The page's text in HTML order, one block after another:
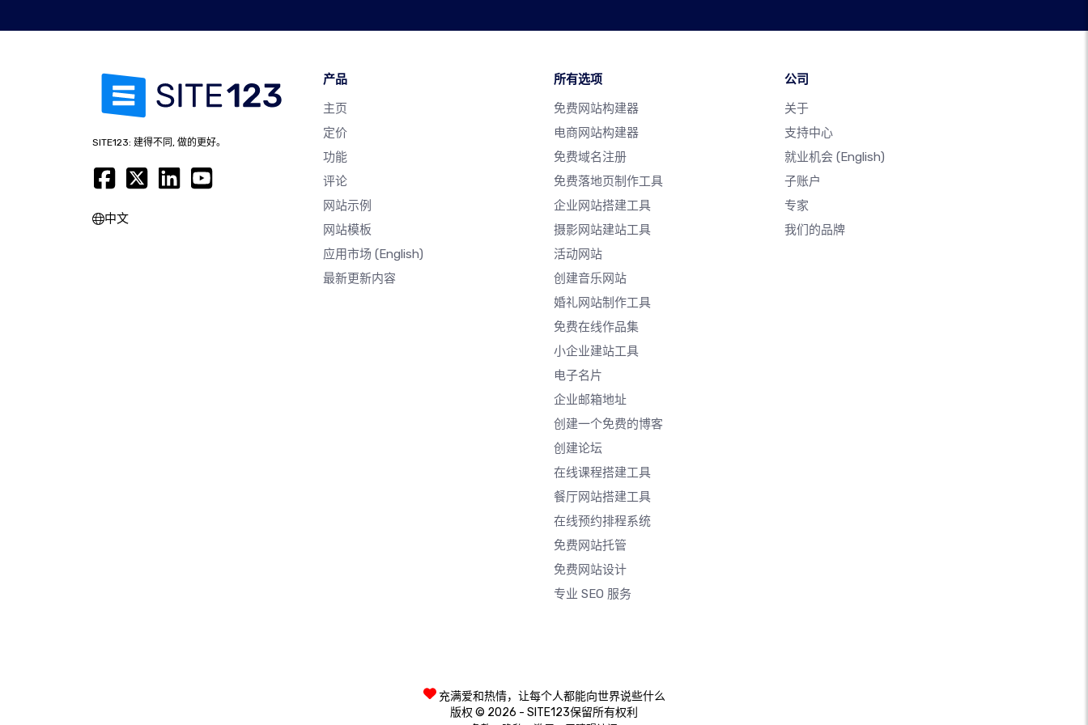
SITE123: 建得不同, 做的更好。
中文
产品
主页
定价
功能
评论
网站示例
网站模板
应用市场 (English)
最新更新内容
所有选项
免费网站构建器
电商网站构建器
免费域名注册
免费落地页制作工具
企业网站搭建工具
摄影网站建站工具
活动网站
创建音乐网站
婚礼网站制作工具
免费在线作品集
小企业建站工具
电子名片
企业邮箱地址
创建一个免费的博客
创建论坛
在线课程搭建工具
餐厅网站搭建工具
在线预约排程系统
免费网站托管
免费网站设计
专业 SEO 服务
公司
关于
支持中心
就业机会 (English)
子账户
专家
我们的品牌
充满爱和热情，让每个人都能向世界说些什么
版权 © 2026 - SITE123保留所有权利